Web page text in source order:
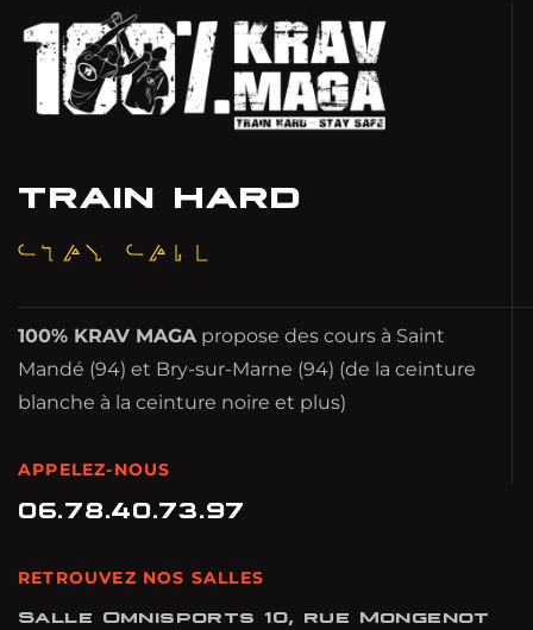
TRAIN HARD
STAY SAFE
100% KRAV MAGApropose des cours à Saint
Mandé (94) et Bry-sur-Marne (94) (de la ceinture
blanche à la ceinture noire et plus)
APPELEZ-NOUS
06.78.40.73.97
RETROUVEZ NOS SALLES
Salle Omnisports 10, rue Mongenot